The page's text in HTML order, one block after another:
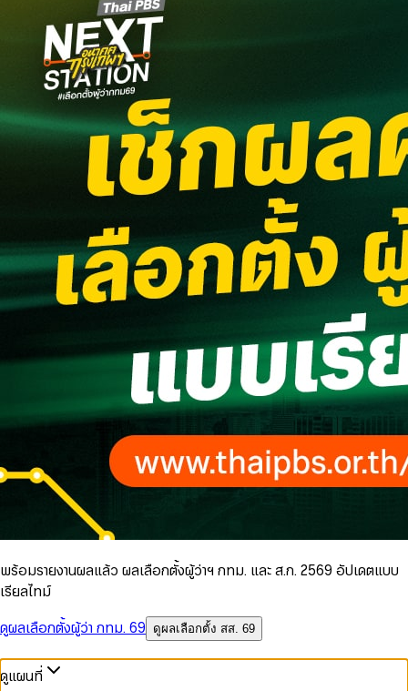
พร้อมรายงานผลแล้ว ผลเลือกตั้งผู้ว่าฯ กทม. และ ส.ก. 2569 อัปเดตแบบ
เรียลไทม์
ดูผลเลือกตั้งผู้ว่า กทม. 69
ดูผลเลือกตั้ง สส. 69
ดูแผนที่